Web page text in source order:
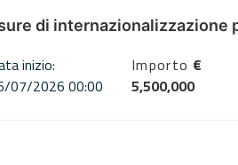
di internazionalizzazione
inizio:
07/2026 00:00
Importo €
5,500,000